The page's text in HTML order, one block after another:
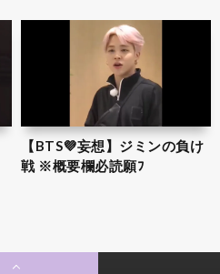
【BTS💜‪妄想】ジミンの負け
戦 ※概要欄必読願ﾌ